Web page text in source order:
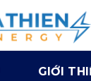
GIỚI